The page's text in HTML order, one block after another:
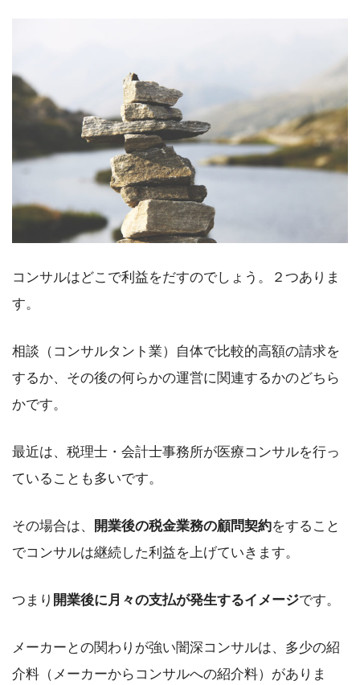
コンサルはどこで利益をだすのでしょう。２つありま
す。
相談（コンサルタント業）自体で比較的高額の請求を
するか、その後の何らかの運営に関連するかのどちら
かです。
最近は、税理士・会計士事務所が医療コンサルを行っ
ていることも多いです。
その場合は、 開業後の税金業務の顧問契約をすること
でコンサルは継続した利益を上げていきます。
つまり 開業後に月々の支払が発生するイメージです。
メーカーとの関わりが強い闇深コンサルは、多少の紹
介料（メーカーからコンサルへの紹介料）がありま